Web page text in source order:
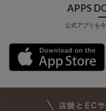
APPS
公式アプリを